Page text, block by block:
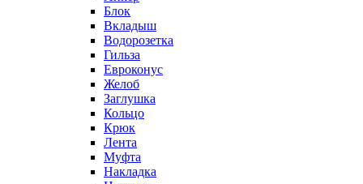
Блок
Вкладыш
Водорозетка
Гильза
Евроконус
Желоб
Заглушка
Кольцо
Крюк
Лента
Муфта
Накладка